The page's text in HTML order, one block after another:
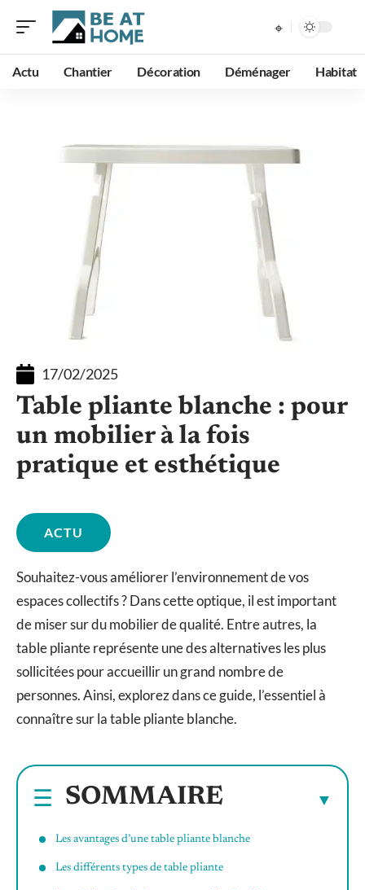
Actu Chantier Décoration Déménager Habitat
17/02/2025
Table pliante blanche : pour
un mobilier à la fois
pratique et esthétique
ACTU
Souhaitez-vous améliorer l’environnement de vos
espaces collectifs ? Dans cette optique, il est important
de miser sur du mobilier de qualité. Entre autres, la
table pliante représente une des alternatives les plus
sollicitées pour accueillir un grand nombre de
personnes. Ainsi, explorez dans ce guide, l’essentiel à
connaître sur la table pliante blanche.
SOMMAIRE
Les avantages d’une table pliante blanche
Les différents types de table pliante